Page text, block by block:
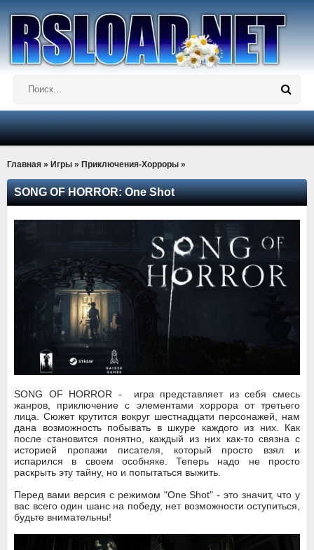
Главная » Игры » Приключения-Хорроры »
SONG OF HORROR: One Shot
SONG OF HORROR -
игра представляет из себя смесь
жанров, приключение с элементами хоррора от третьего
лица. Сюжет крутится вокруг шестнадцати персонажей, нам
дана возможность побывать в шкуре каждого из них. Как
после становится понятно, каждый из них как-то связна с
историей пропажи писателя, который просто взял и
испарился в своем особняке. Теперь надо не просто
раскрыть эту тайну, но и попытаться выжить.
Перед вами версия с режимом "One Shot" - это значит, что у
вас всего один шанс на победу, нет возможности оступиться,
будьте внимательны!